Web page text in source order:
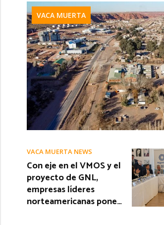
VACA MUERTA
VACA MUERTA NEWS
Con eje en el VMOS y el
proyecto de GNL,
empresas líderes
norteamericanas pone…